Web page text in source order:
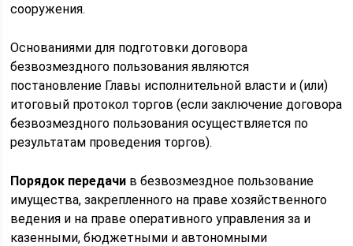
сооружения.
Основаниями для подготовки договора
безвозмездного пользования являются
постановление Главы исполнительной власти и (или)
итоговый протокол торгов (если заключение договора
безвозмездного пользования осуществляется по
результатам проведения торгов).
Порядок передачи в безвозмездное пользование
имущества, закрепленного на праве хозяйственного
ведения и на праве оперативного управления за и
казенными, бюджетными и автономными